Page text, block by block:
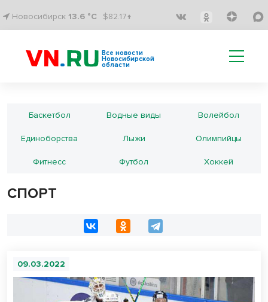
Новосибирск 13.6 °C $82.17↑
Все новости
Новосибирской
области
Баскетбол Водные виды Волейбол
Единоборства Лыжи Олимпийцы
Фитнесс Футбол Хоккей
СПОРТ
09.03.2022